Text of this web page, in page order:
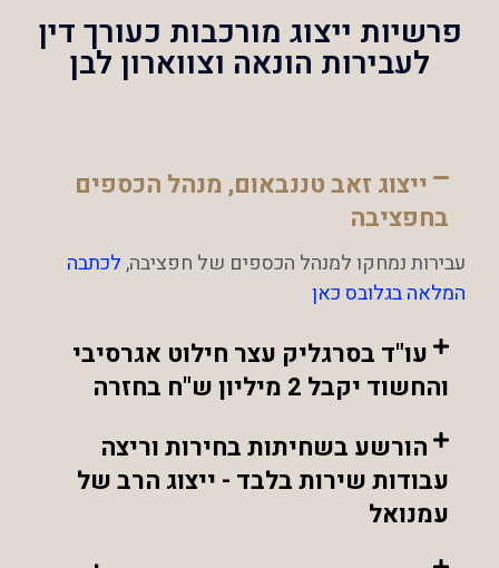
פרשיות ייצוג מורכבות כעורך דין
לעבירות הונאה וצווארון לבן
ייצוג זאב טננבאום, מנהל הכספים
בחפציבה
עבירות נמחקו למנהל הכספים של חפציבה,לכתבה
המלאה בגלובס כאן
עו"ד בסרגליק עצר חילוט אגרסיבי
והחשוד יקבל 2 מיליון ש"ח בחזרה
הורשע בשחיתות בחירות וריצה
עבודות שירות בלבד - ייצוג הרב של
עמנואל